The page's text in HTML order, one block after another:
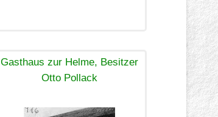
Gasthaus zur Helme, Besitzer
Otto Pollack